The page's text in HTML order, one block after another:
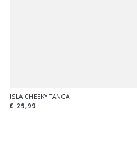
ISLA CHEEKY TANGA
€ 29,99